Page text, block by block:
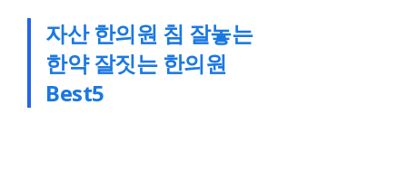
자산 한의원 침 잘놓는
한약 잘짓는 한의원
Best5